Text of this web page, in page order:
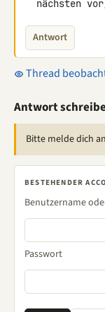
nächsten
Antwort
Thread
Antwort
Bitte melde dich
BESTEHENDER
Benutzername
Passwort